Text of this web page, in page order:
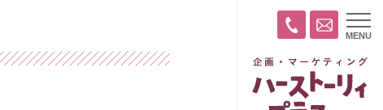
t
o
g
e
n
MENU